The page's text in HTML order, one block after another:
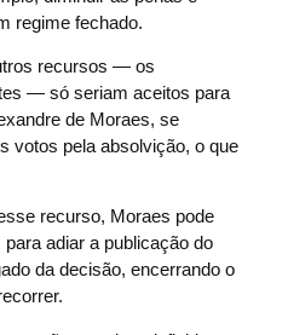
regime fechado.
recursos — os
— só seriam aceitos para
de Moraes, se
votos pela absolvição, o que
recurso, Moraes pode
adiar a publicação do
da decisão, encerrando o